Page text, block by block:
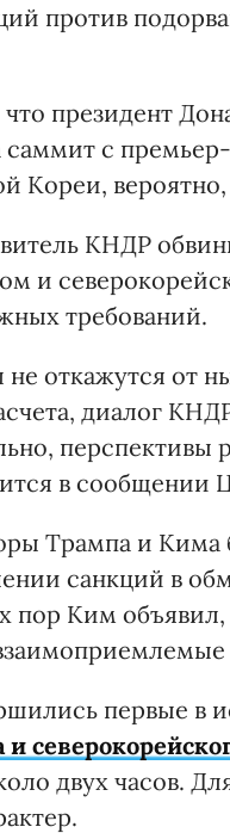
против
президент
с
Кореи,
КНДР
и
требований.
откажутся от
диалог
в сообщении
Трампа и Кима
санкций в
пор Ким
первые в
двух часов.